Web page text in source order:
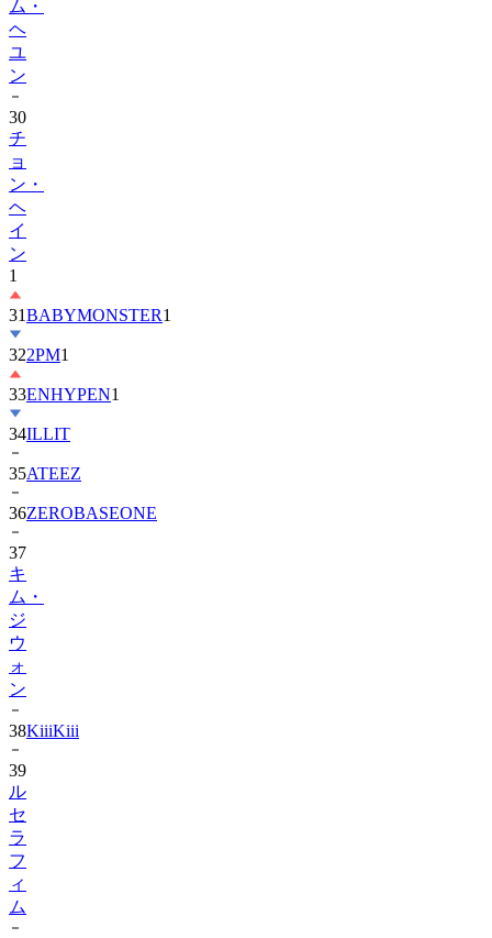
ム・
ヘ
ユ
ン
30
チ
ョ
ン・
ヘ
イ
ン
1
31BABYMONSTER1
322PM1
33ENHYPEN1
34ILLIT
35ATEEZ
36ZEROBASEONE
37
キ
ム・
ジ
ウ
ォ
ン
38KiiiKiii
39
ル
セ
ラ
フ
ィ
ム